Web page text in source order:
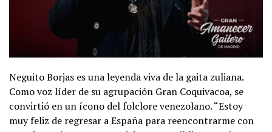
Neguito Borjas es una leyenda viva de la gaita zuliana.
Como voz líder de su agrupación Gran Coquivacoa, se
convirtió en un ícono del folclore venezolano. “Estoy
muy feliz de regresar a España para reencontrarme con